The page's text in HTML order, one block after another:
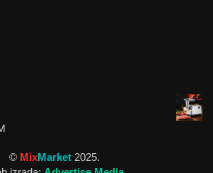
© MixMarket 2025.